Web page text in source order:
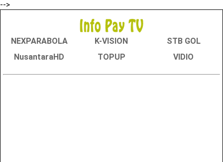
-->
NEXPARABOLA K-VISION
STB GOL
NusantaraHD
TOPUP VIDIO